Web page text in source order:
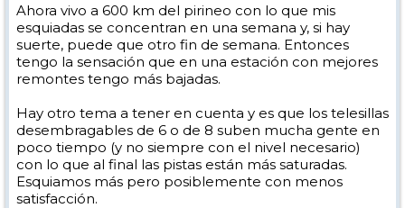
Ahora vivo a 600 km del pirineo con lo que mis
esquiadas se concentran en una semana y, si hay
suerte, puede que otro fin de semana. Entonces
tengo la sensación que en una estación con mejores
remontes tengo más bajadas.
Hay otro tema a tener en cuenta y es que los telesillas
desembragables de 6 o de 8 suben mucha gente en
poco tiempo (y no siempre con el nivel necesario)
con lo que al final las pistas están más saturadas.
Esquiamos más pero posiblemente con menos
satisfacción.